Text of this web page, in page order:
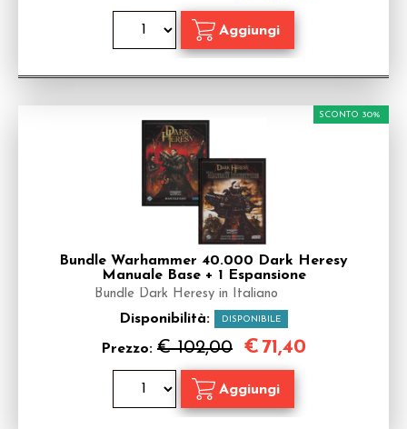
Bundle Warhammer 40.000 Dark Heresy
Manuale Base + 1 Espansione
Bundle Dark Heresy in Italiano
Disponibilità: DISPONIBILE
Prezzo: € 102,00
SCONTO 30%
€ 71,40